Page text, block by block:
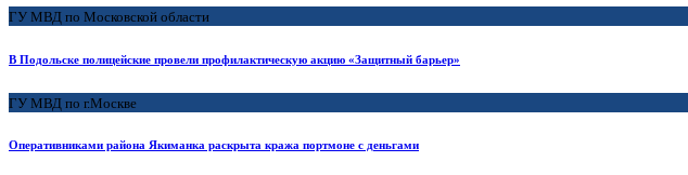
ГУ МВД по Московской области
В Подольске полицейские провели профилактическую акцию «Защитный барьер»
ГУ МВД по г.Москве
Оперативниками района Якиманка раскрыта кража портмоне с деньгами